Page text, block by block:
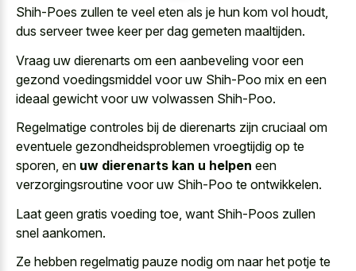
Shih-Poes zullen te veel eten als je hun kom vol houdt,
dus serveer twee keer per dag gemeten maaltijden.
Vraag uw dierenarts om een aanbeveling voor een
gezond voedingsmiddel voor uw Shih-Poo mix en een
ideaal gewicht voor uw volwassen Shih-Poo.
Regelmatige controles bij de dierenarts zijn cruciaal om
eventuele gezondheidsproblemen vroegtijdig op te
sporen, en uw dierenarts kan u helpen een
verzorgingsroutine voor uw Shih-Poo te ontwikkelen.
Laat geen gratis voeding toe, want Shih-Poos zullen
snel aankomen.
Ze hebben regelmatig pauze nodig om naar het potje te